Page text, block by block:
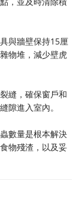
與牆壁保持15厘
物堆，減少壁虎
縫，確保窗戶和
隙進入室內。
數量是根本解決
物殘渣，以及妥